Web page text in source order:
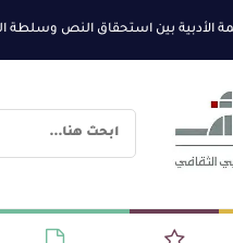
بين استحقاق النص وسلطة الجائزة